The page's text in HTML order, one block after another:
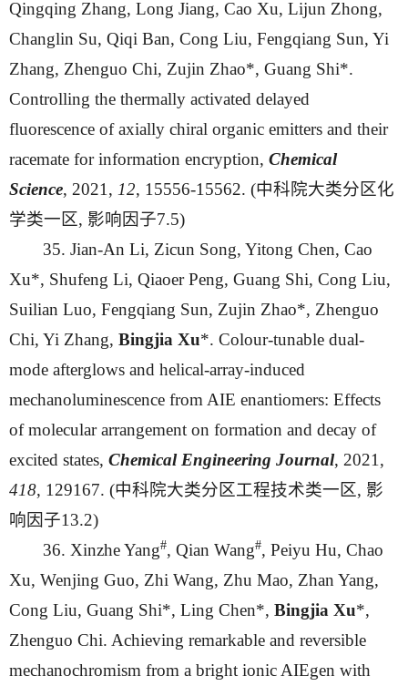
Qingqing Zhang, Long Jiang, Cao Xu, Lijun Zhong,
Changlin Su, Qiqi Ban, Cong Liu, Fengqiang Sun, Yi
Zhang, Zhenguo Chi, Zujin Zhao*, Guang Shi*.
Controlling the thermally activated delayed
fluorescence of axially chiral organic emitters and their
racemate for information encryption, Chemical
Science, 2021, 12, 15556-15562. (中科院大类分区化
学类一区, 影响因子7.5)
35. Jian-An Li, Zicun Song, Yitong Chen, Cao
Xu*, Shufeng Li, Qiaoer Peng, Guang Shi, Cong Liu,
Suilian Luo, Fengqiang Sun, Zujin Zhao*, Zhenguo
Chi, Yi Zhang, Bingjia Xu*. Colour-tunable dual-
mode afterglows and helical-array-induced
mechanoluminescence from AIE enantiomers: Effects
of molecular arrangement on formation and decay of
excited states, Chemical Engineering Journal, 2021,
418, 129167. (中科院大类分区工程技术类一区, 影
响因子13.2)
36. Xinzhe Yang#, Qian Wang#, Peiyu Hu, Chao
Xu, Wenjing Guo, Zhi Wang, Zhu Mao, Zhan Yang,
Cong Liu, Guang Shi*, Ling Chen*, Bingjia Xu*,
Zhenguo Chi. Achieving remarkable and reversible
mechanochromism from a bright ionic AIEgen with